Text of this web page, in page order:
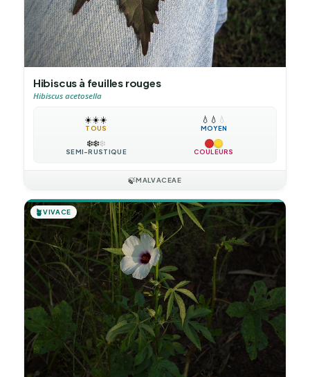
Hibiscus à feuilles rouges
Hibiscus acetosella
☀️☀️☀️
TOUS
💧 💧 💧
MOYEN
❄️❄️❄️
SEMI-RUSTIQUE COULEURS
🍃MALVACEAE
🪴VIVACE